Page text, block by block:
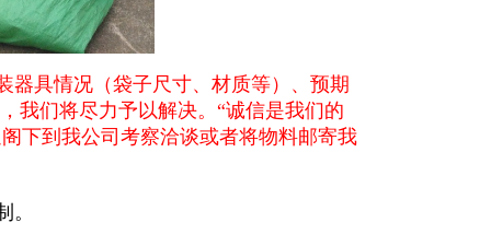
器具情况（袋子尺寸、材质等）、预期
我们将尽力予以解决。“诚信是我们的
下到我公司考察洽谈或者将物料邮寄我